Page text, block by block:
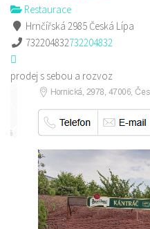
Restaurace
Hrnčířská 2985 Česká Lípa
732204832732204832
prodej s sebou a rozvoz